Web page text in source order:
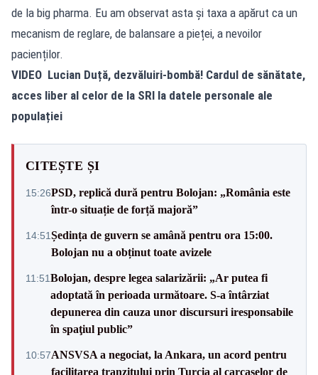
de la big pharma. Eu am observat asta și taxa a apărut ca un
mecanism de reglare, de balansare a pieței, a nevoilor
pacienților.
VIDEO Lucian Duță, dezvăluiri-bombă! Cardul de sănătate,
acces liber al celor de la SRI la datele personale ale
populației
CITEȘTE ȘI
15:26PSD, replică dură pentru Bolojan: „România este
într-o situație de forță majoră”
14:51Ședința de guvern se amână pentru ora 15:00.
Bolojan nu a obținut toate avizele
11:51Bolojan, despre legea salarizării: „Ar putea fi
adoptată în perioada următoare. S-a întârziat
depunerea din cauza unor discursuri iresponsabile
în spaţiul public”
10:57ANSVSA a negociat, la Ankara, un acord pentru
facilitarea tranzitului prin Turcia al carcaselor de